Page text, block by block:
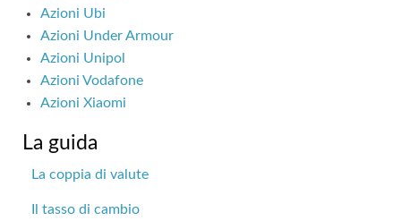
Azioni Ubi
Azioni Under Armour
Azioni Unipol
Azioni Vodafone
Azioni Xiaomi
La guida
La coppia di valute
Il tasso di cambio